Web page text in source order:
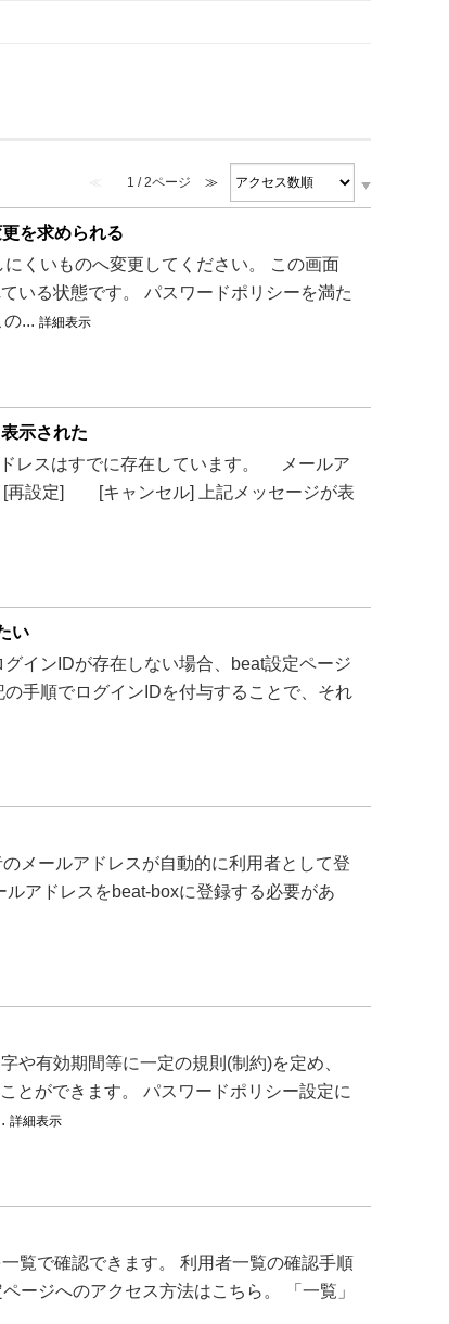
≪ 1 / 2ページ ≫
を求められる
くいものへ変更してください。 この画面
いる状態です。 パスワードポリシーを満た
... 詳細表示
示された
レスはすでに存在しています。 メールア
ャンセル] 上記メッセージが表
い
インIDが存在しない場合、beat設定ページ
手順でログインIDを付与することで、それ
メールアドレスが自動的に利用者として登
アドレスをbeat-boxに登録する必要があ
や有効期間等に一定の規則(制約)を定め、
とができます。 パスワードポリシー設定に
詳細表示
覧で確認できます。 利用者一覧の確認手順
ージへのアクセス方法はこちら。 「一覧」